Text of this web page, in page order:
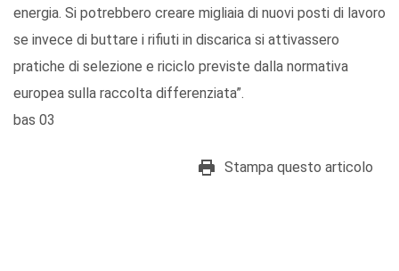
energia. Si potrebbero creare migliaia di nuovi posti di lavoro
se invece di buttare i rifiuti in discarica si attivassero
pratiche di selezione e riciclo previste dalla normativa
europea sulla raccolta differenziata”.
bas 03
Stampa questo articolo